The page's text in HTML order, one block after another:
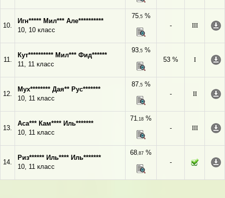
10.
Игн***** Мил*** Але**********
10, 10 класс
75,5%
-
III
11.
Кут********** Мил*** Фид******
11, 11 класс
93,5%
53 %
I
12.
Мух******** Дая** Рус*******
10, 11 класс
87,5%
-
II
13.
Аса*** Кам**** Иль*******
10, 11 класс
71,18 %
-
III
14.
Риз****** Иль**** Иль*******
10, 11 класс
68,87 %
-